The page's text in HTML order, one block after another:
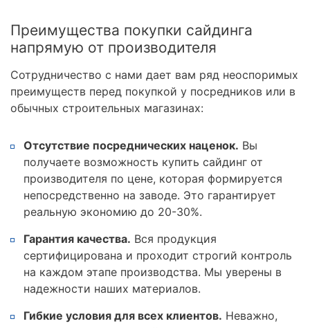
Преимущества покупки сайдинга
напрямую от производителя
Сотрудничество с нами дает вам ряд неоспоримых
преимуществ перед покупкой у посредников или в
обычных строительных магазинах:
Отсутствие посреднических наценок. Вы
получаете возможность купить сайдинг от
производителя по цене, которая формируется
непосредственно на заводе. Это гарантирует
реальную экономию до 20-30%.
Гарантия качества. Вся продукция
сертифицирована и проходит строгий контроль
на каждом этапе производства. Мы уверены в
надежности наших материалов.
Гибкие условия для всех клиентов. Неважно,